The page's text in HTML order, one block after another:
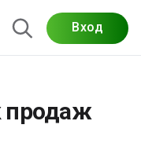
Вход
продаж